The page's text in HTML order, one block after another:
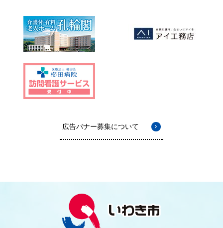
広告バナー募集について